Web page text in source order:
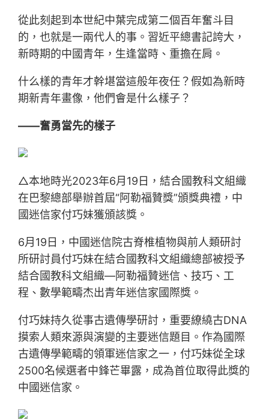
從此刻起到本世紀中葉完成第二個百年奮斗目
的，也就是一兩代人的事。習近平總書記誇大，
新時期的中國青年，生逢當時、重擔在肩。
什么樣的青年才幹堪當這般年夜任？假如為新時
期新青年畫像，他們會是什么樣子？
——奮勇當先的樣子
△本地時光2023年6月19日，結合國教科文組織
在巴黎總部舉辦首屆“阿勒福贊獎”頒獎典禮，中
國迷信家付巧妹獲頒該獎。
6月19日，中國迷信院古脊椎植物與前人類研討
所研討員付巧妹在結合國教科文組織總部被授予
結合國教科文組織—阿勒福贊迷信、技巧、工
程、數學範疇杰出青年迷信家國際獎。
付巧妹持久從事古遺傳學研討，重要繚繞古DNA
摸索人類來源與演變的主要迷信題目。作為國際
古遺傳學範疇的領軍迷信家之一，付巧妹從全球
2500名候選者中鋒芒畢露，成為首位取得此獎的
中國迷信家。